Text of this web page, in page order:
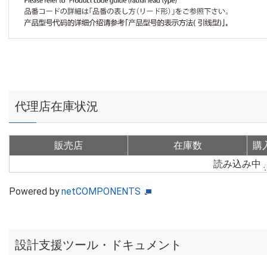
代理店在庫状況
販売店 在庫数
購
読み込み中
Powered bynetCOMPONENTS
設計支援ツール・ドキュメント